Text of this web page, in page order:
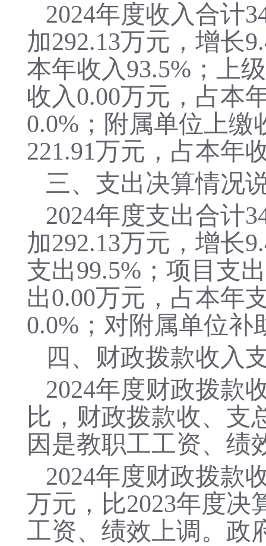
2024年度收入合计
加292.13万元，增长
本年收入93.5%；上
收入0.00万元，占本
0.0%；附属单位上缴
221.91万元，占本年
三、支出决算情况
2024年度支出合计
加292.13万元，增长
支出99.5%；项目支出
出0.00万元，占本年
0.0%；对附属单位补
四、财政拨款收入
2024年度财政拨款
比，财政拨款收、支
因是教职工工资、绩
2024年度财政拨款
万元，比2023年度决
工资、绩效上调 。 政